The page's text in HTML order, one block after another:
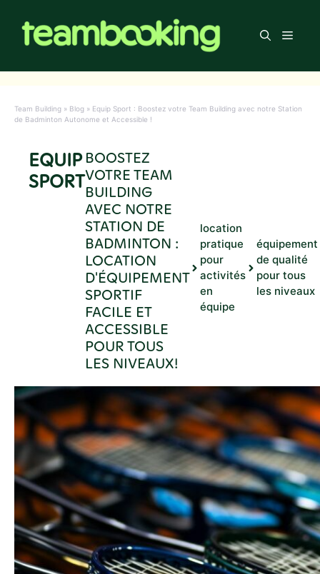
contenu
Menu
Team Building » Blog » Equip Sport : Boostez votre Team Building avec notre Station
de Badminton Autonome et Accessible !
EQUIP
SPORT
BOOSTEZ
VOTRE TEAM
BUILDING
AVEC NOTRE
STATION DE
BADMINTON :
LOCATION
D'ÉQUIPEMENT
SPORTIF
FACILE ET
ACCESSIBLE
POUR TOUS
LES NIVEAUX!
location
pratique
pour
activités
en
équipe
équipement
de qualité
pour tous
les niveaux